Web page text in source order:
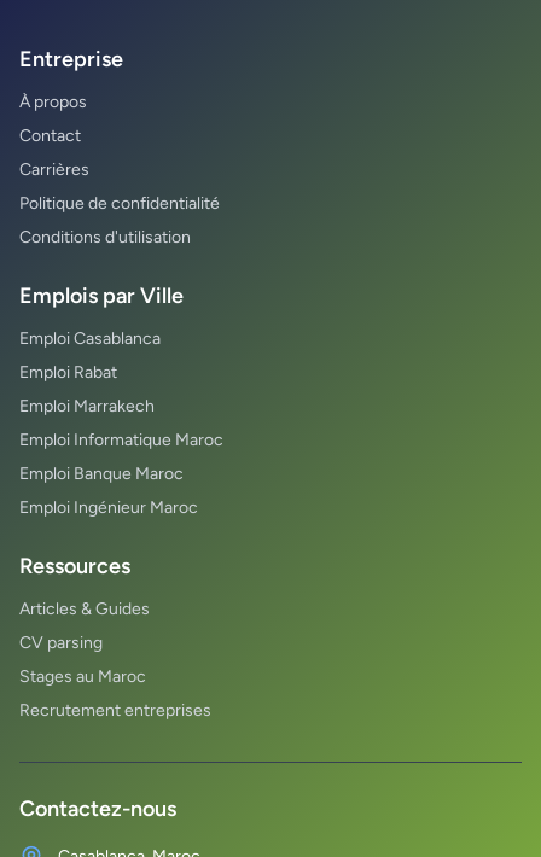
Entreprise
À propos
Contact
Carrières
Politique de confidentialité
Conditions d'utilisation
Emplois par Ville
Emploi Casablanca
Emploi Rabat
Emploi Marrakech
Emploi Informatique Maroc
Emploi Banque Maroc
Emploi Ingénieur Maroc
Ressources
Articles & Guides
CV parsing
Stages au Maroc
Recrutement entreprises
Contactez-nous